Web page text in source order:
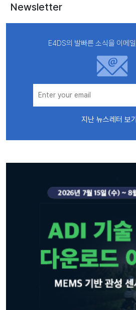
Newsletter
E4DS의 발빠른 소식을 이메
지난 뉴스레터 보